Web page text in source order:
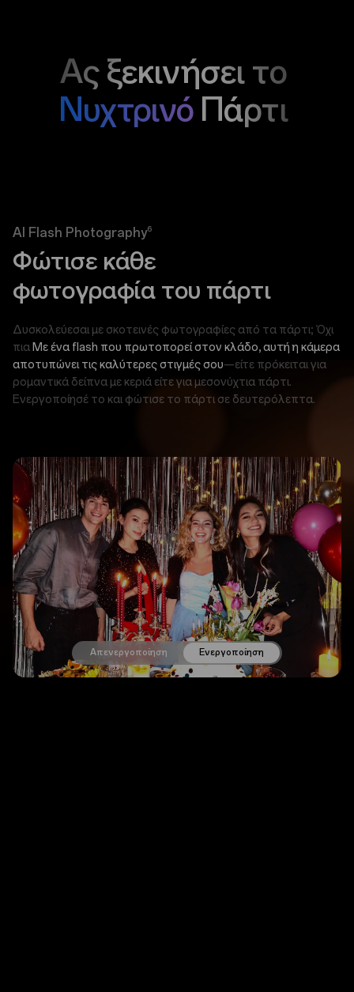
Ας ξεκινήσει το
Νυχτρινό Πάρτι
AI Flash Photography6
Φώτισε κάθε
φωτογραφία του πάρτι
Δυσκολεύεσαι με σκοτεινές φωτογραφίες από τα πάρτι; Όχι
πια Με ένα flash που πρωτοπορεί στον κλάδο, αυτή η κάμερα
αποτυπώνει τις καλύτερες στιγμές σου—είτε πρόκειται για
ρομαντικά δείπνα με κεριά είτε για μεσονύχτια πάρτι.
Ενεργοποίησέ το και φώτισε το πάρτι σε δευτερόλεπτα.
Απενεργοποίηση Ενεργοποίηση